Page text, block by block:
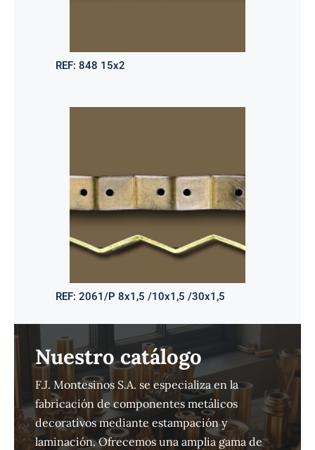
REF: 848 15x2
REF: 2061/P 8x1,5 /10x1,5 /30x1,5
Nuestro catálogo
F.J. Montesinos S.A. se especializa en la
fabricación de componentes metálicos
decorativos mediante estampación y
laminación. Ofrecemos una amplia gama de